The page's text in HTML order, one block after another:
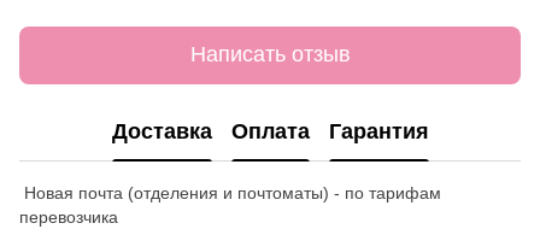
Написать отзыв
Доставка Оплата Гарантия
Новая почта (отделения и почтоматы) - по тарифам
перевозчика